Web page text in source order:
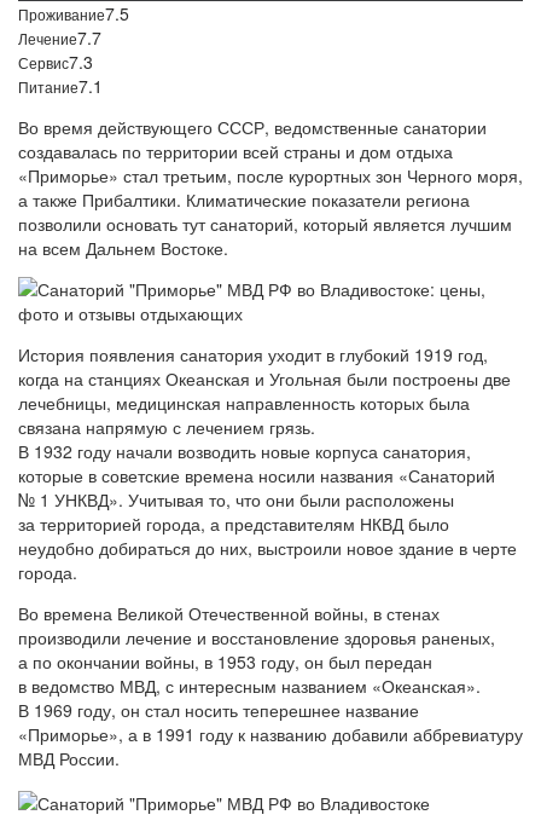
Проживание7.5
Лечение7.7
Сервис7.3
Питание7.1
Во время действующего СССР, ведомственные санатории
создавалась по территории всей страны и дом отдыха
«Приморье» стал третьим, после курортных зон Черного моря,
а также Прибалтики. Климатические показатели региона
позволили основать тут санаторий, который является лучшим
на всем Дальнем Востоке.
История появления санатория уходит в глубокий 1919 год,
когда на станциях Океанская и Угольная были построены две
лечебницы, медицинская направленность которых была
связана напрямую с лечением грязь.
В 1932 году начали возводить новые корпуса санатория,
которые в советские времена носили названия «Санаторий
№ 1 УНКВД». Учитывая то, что они были расположены
за территорией города, а представителям НКВД было
неудобно добираться до них, выстроили новое здание в черте
города.
Во времена Великой Отечественной войны, в стенах
производили лечение и восстановление здоровья раненых,
а по окончании войны, в 1953 году, он был передан
в ведомство МВД, с интересным названием «Океанская».
В 1969 году, он стал носить теперешнее название
«Приморье», а в 1991 году к названию добавили аббревиатуру
МВД России.